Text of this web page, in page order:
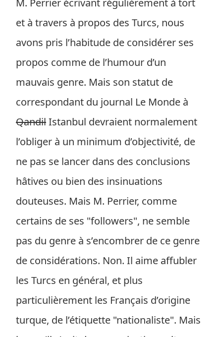
M. Perrier écrivant régulièrement à tort
et à travers à propos des Turcs, nous
avons pris l’habitude de considérer ses
propos comme de l’humour d’un
mauvais genre. Mais son statut de
correspondant du journal Le Monde à
QandilIstanbul devraient normalement
l’obliger à un minimum d’objectivité, de
ne pas se lancer dans des conclusions
hâtives ou bien des insinuations
douteuses. Mais M. Perrier, comme
certains de ses "followers", ne semble
pas du genre à s’encombrer de ce genre
de considérations. Non. Il aime affubler
les Turcs en général, et plus
particulièrement les Français d’origine
turque, de l’étiquette "nationaliste". Mais